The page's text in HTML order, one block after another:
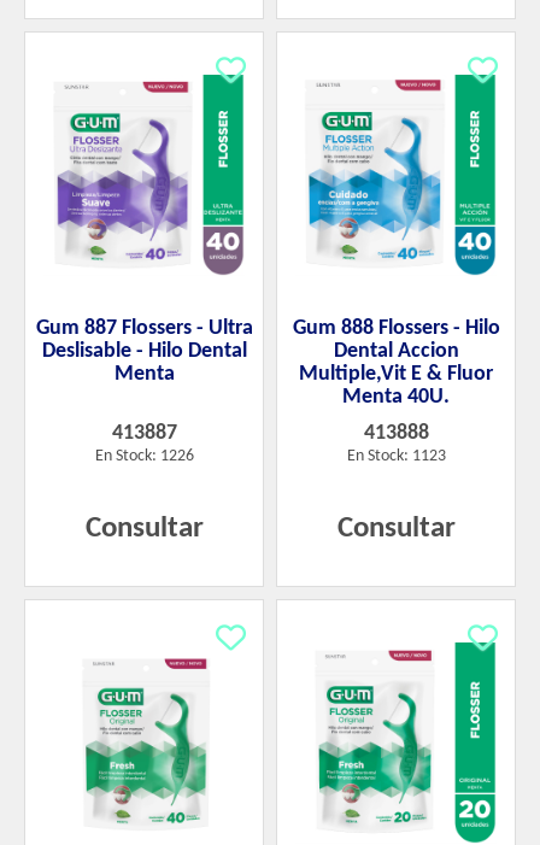
Gum 887 Flossers - Ultra
Deslisable - Hilo Dental
Menta
413887
En Stock: 1226
Consultar
Gum 888 Flossers - Hilo
Dental Accion
Multiple,Vit E & Fluor
Menta 40U.
413888
En Stock: 1123
Consultar